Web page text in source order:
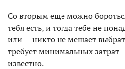
Со вторым еще можно
тебя есть, и тогда тебе не
или — никто не мешает
требует минимальных затрат
известно.